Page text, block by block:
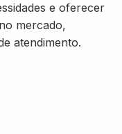
e oferecer
mercado,
atendimento.